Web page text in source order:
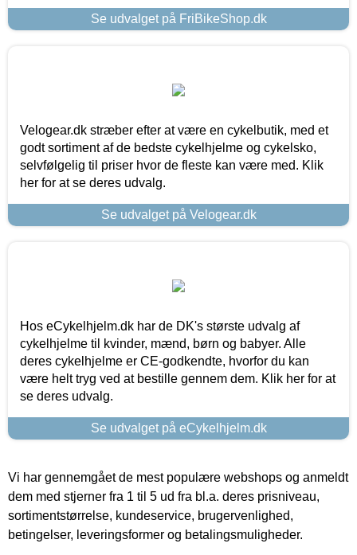
Se udvalget på FriBikeShop.dk
Velogear.dk stræber efter at være en cykelbutik, med et
godt sortiment af de bedste cykelhjelme og cykelsko,
selvfølgelig til priser hvor de fleste kan være med. Klik
her for at se deres udvalg.
Se udvalget på Velogear.dk
Hos eCykelhjelm.dk har de DK's største udvalg af
cykelhjelme til kvinder, mænd, børn og babyer. Alle
deres cykelhjelme er CE-godkendte, hvorfor du kan
være helt tryg ved at bestille gennem dem. Klik her for at
se deres udvalg.
Se udvalget på eCykelhjelm.dk
Vi har gennemgået de mest populære webshops og anmeldt
dem med stjerner fra 1 til 5 ud fra bl.a. deres prisniveau,
sortimentstørrelse, kundeservice, brugervenlighed,
betingelser, leveringsformer og betalingsmuligheder.